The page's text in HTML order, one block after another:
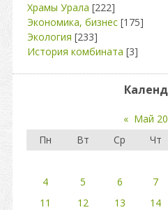
Храмы Урала [222]
Экономика, бизнес [175]
Экология [233]
История комбината [3]
« Май
Пн
Вт Ср Чт
4
5 6 7
11
12 13 14